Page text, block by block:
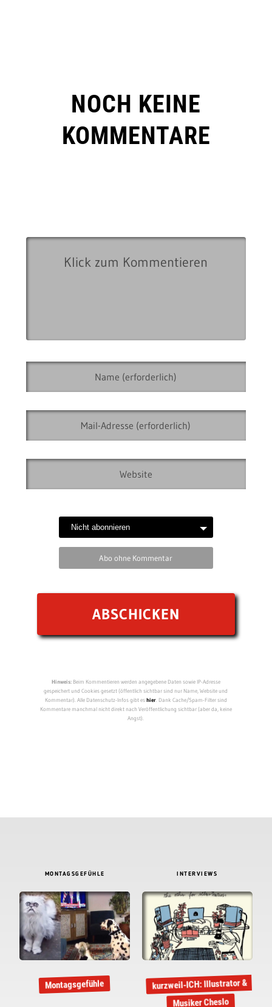
NOCH KEINE
KOMMENTARE
Abo ohne Kommentar
Hinweis:Beim Kommentieren werden angegebene Daten sowie IP-Adresse
gespeichert und Cookies gesetzt (öffentlich sichtbar sind nur Name, Website und
Kommentar). Alle Datenschutz-Infos gibt eshier. Dank Cache/Spam-Filter sind
Kommentare manchmal nicht direkt nach Veröffentlichung sichtbar (aber da, keine
Angst).
MONTAGSGEFÜHLE
Montagsgefühle
INTERVIEWS
kurzweil-ICH: Illustrator &
Musiker Cheslo